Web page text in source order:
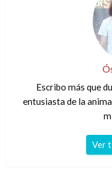
Escribo más que
entusiasta de la
Ver